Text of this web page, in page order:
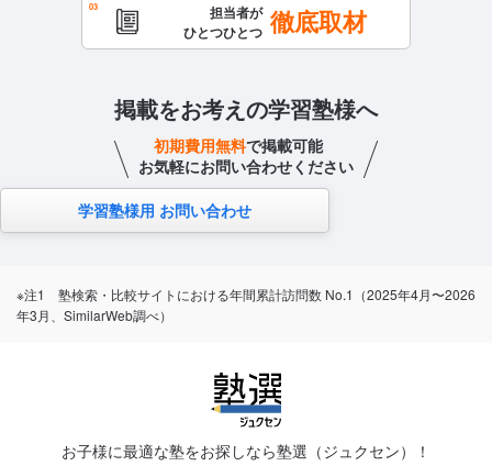
担当者が
ひとつひとつ 徹底取材
掲載をお考えの学習塾様へ
初期費用無料で掲載可能
お気軽にお問い合わせください
学習塾様用 お問い合わせ
※注1 塾検索・比較サイトにおける年間累計訪問数 No.1（2025年4月〜2026
年3月、SimilarWeb調べ）
お子様に最適な塾をお探しなら塾選（ジュクセン）！